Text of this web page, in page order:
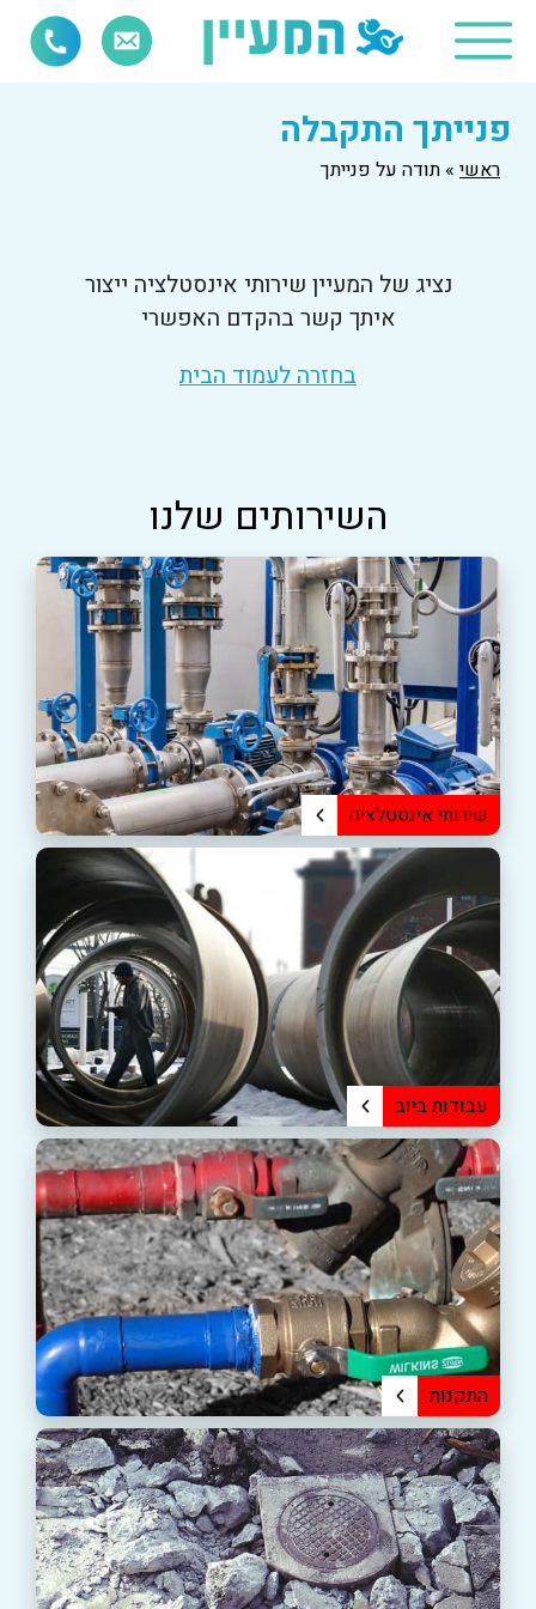
פנייתך התקבלה
ראשי » תודה על פנייתך
נציג של המעיין שירותי אינסטלציה ייצור
איתך קשר בהקדם האפשרי
בחזרה לעמוד הבית
השירותים שלנו
שירותי אינסטלציה
איתור נזילות מים
התקנת והחלפת ברזים
החלפת צנרת מים
עבודות ביוב
מפריד שומנים
החלפת צנרת ביוב
תיקון והחלפת שוחות ביוב ובורות ביוב
התקנות
התקנת ספרינקלרים (ברז כיבוי אש)
התקנת שעון מים
משאבות ביוב למרתפים